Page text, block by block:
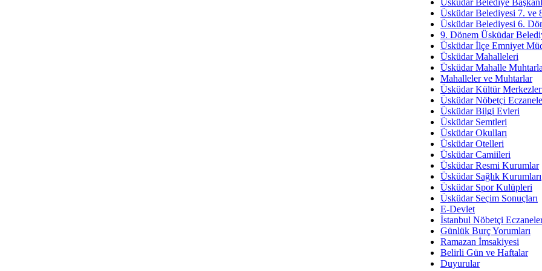
İmar Sorunlarının Genel
Arakan
Bayramın
Ruhsal
Üsküdar
Üsküdar Belediye
Üsküdar Belediyesi 7. ve
Üsküdar Belediyesi 6.
9. Dönem Üsküdar
Üsküdar İlçe Emniyet
Üsküdar Mahalleleri
Üsküdar Mahalle
Mahalleler ve Muhtarlar
Üsküdar Kültür
Üsküdar Nöbetçi
Üsküdar Bilgi Evleri
Üsküdar Semtleri
Üsküdar Okulları
Üsküdar Otelleri
Üsküdar Camiileri
Üsküdar Resmi Kurumlar
Üsküdar Sağlık Kurumları
Üsküdar Spor Kulüpleri
Üsküdar Seçim Sonuçları
E-Devlet
İstanbul Nöbetçi
Günlük Burç Yorumları
Ramazan İmsakiyesi
Belirli Gün ve Haftalar
Duyurular